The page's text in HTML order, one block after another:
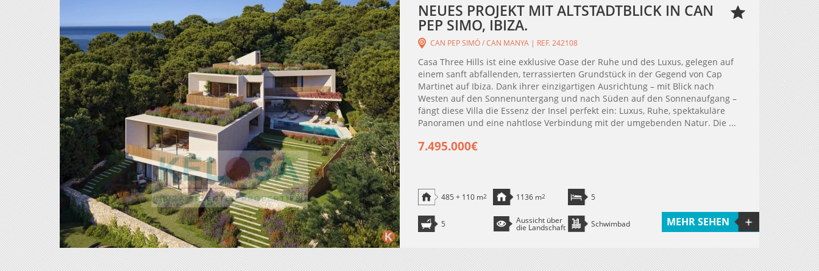
NEUES PROJEKT MIT ALTSTADTBLICK IN CAN
PEP SIMO, IBIZA.
CAN PEP SIMÓ / CAN MANYA | REF. 242108
Casa Three Hills ist eine exklusive Oase der Ruhe und des Luxus, gelegen auf
einem sanft abfallenden, terrassierten Grundstück in der Gegend von Cap
Martinet auf Ibiza. Dank ihrer einzigartigen Ausrichtung – mit Blick nach
Westen auf den Sonnenuntergang und nach Süden auf den Sonnenaufgang –
fängt diese Villa die Essenz der Insel perfekt ein: Luxus, Ruhe, spektakuläre
Panoramen und eine nahtlose Verbindung mit der umgebenden Natur. Die ...
7.495.000€
485 + 110 m2 1136 m2 5
5 Aussicht über
die Landschaft Schwimbad MEHR SEHEN